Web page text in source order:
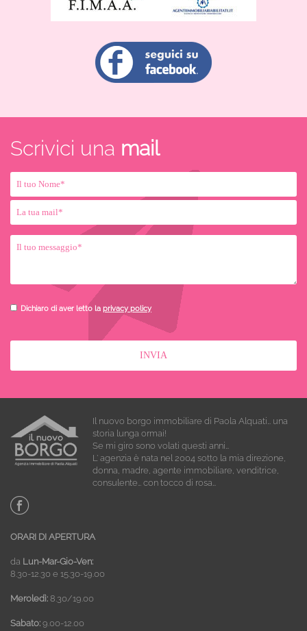
Scrivici una mail
Dichiaro di aver letto la privacy policy
Il nuovo borgo immobiliare di Paola Alquati… una
storia lunga ormai!
Se mi giro sono volati questi anni…
L’ agenzia è nata nel 2004 sotto la mia direzione,
donna, madre, agente immobiliare, venditrice,
consulente… con tocco di rosa…
ORARI DI APERTURA
da Lun-Mar-Gio-Ven:
8.30-12.30 e 15.30-19.00
Meroledì: 8.30/19.00
Sabato: 9.00-12.00